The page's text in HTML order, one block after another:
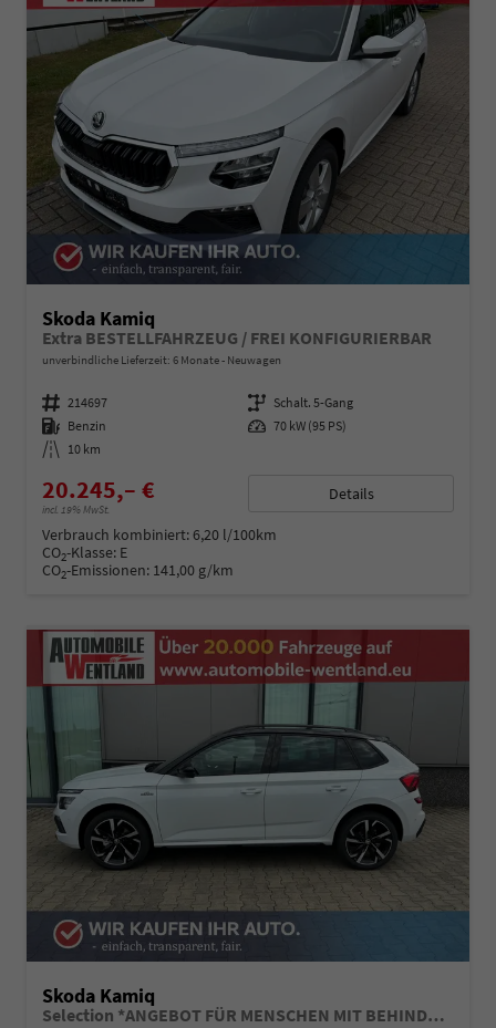
Skoda Kamiq
Extra BESTELLFAHRZEUG / FREI KONFIGURIERBAR
unverbindliche Lieferzeit: 6 Monate Neuwagen
Fahrzeugnummer 214697 Getriebe Schalt. 5-Gang
Kraftstoff Benzin Leistung 70 kW (95 PS)
Kilometerstand 10 km
20.245,– €
incl. 19% MwSt.
Details
Verbrauch kombiniert:6,20 l/100km
CO2-Klasse: E
CO2-Emissionen: 141,00 g/km
Skoda Kamiq
Selection *ANGEBOT FÜR MENSCHEN MIT BEHINDERUNG AB 50%! 1.0 TSI 95PS, Klimaanlage, Sitzheizung, Parksensoren hinten, LED-Scheinwerfer, Tempomat, Infotainment 8", Virtual Cockpit Nebelscheinwerfer, Dachreling